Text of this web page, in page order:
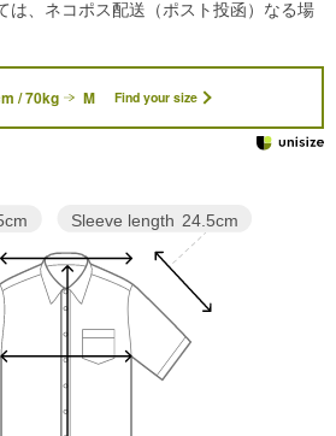
/ 70kg M Find your size
Sleeve length 24.5cm
は、ネコポス配送（ポスト投函）なる場